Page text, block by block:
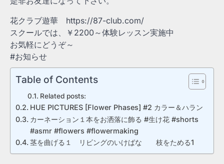
花クラブ遊華 https://87-club.com/
スクールでは、￥2200～体験レッスン実施中
お気軽にどうぞ～
#お知らせ
Table of Contents
Related posts:
HUE PICTURES [Flower Phases] #2 カラー＆ハラン
カーネーション１本をお洒落に飾る #生け花 #shorts
#asmr #flowers #flowermaking
茎を曲げる１ リビングのいけばな 枝をためる1